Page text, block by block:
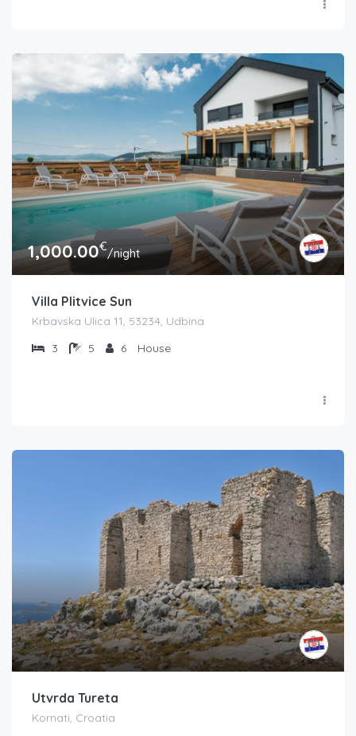
1,000.00€/night
Villa Plitvice Sun
Krbavska Ulica 11, 53234, Udbina
3
5 6 House
Utvrda Tureta
Kornati, Croatia